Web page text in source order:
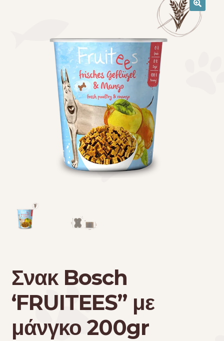
Κρεβατάκια
Τσάντες μεταφοράς
Επικοινωνία
Φροντίδα – Είδη Υγιεινής
🔍
Σνακ Bosch
‘FRUITEES” με
μάνγκο 200gr